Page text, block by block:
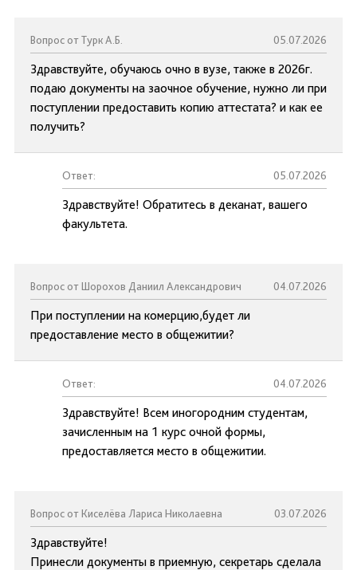
Вопрос от Турк А.Б. 05.07.2026
Здравствуйте, обучаюсь очно в вузе, также в 2026г.
подаю документы на заочное обучение, нужно ли при
поступлении предоставить копию аттестата? и как ее
получить?
Ответ: 05.07.2026
Здравствуйте! Обратитесь в деканат, вашего
факультета.
Вопрос от Шорохов Даниил Александрович 04.07.2026
При поступлении на комерцию,будет ли
предоставление место в общежитии?
Ответ: 04.07.2026
Здравствуйте! Всем иногородним студентам,
зачисленным на 1 курс очной формы,
предоставляется место в общежитии.
Вопрос от Киселёва Лариса Николаевна 03.07.2026
Здравствуйте!
Принесли документы в приемную, секретарь сделала